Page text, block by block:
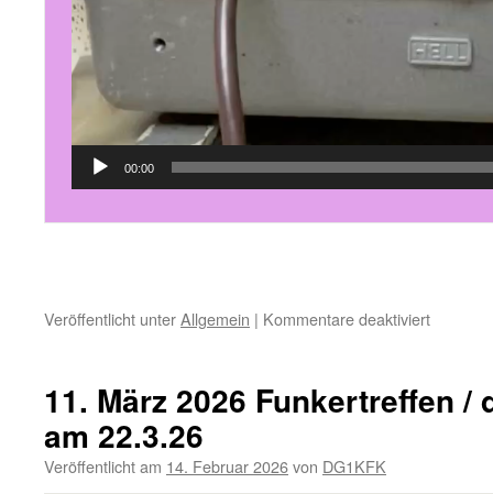
00:00
Veröffentlicht unterAllgemein | Kommentare deaktiviertfür
11. März 2026 Funkertreffen /
am 22.3.26
Veröffentlicht am 14. Februar 2026von DG1KFK